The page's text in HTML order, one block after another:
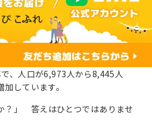
、人口が6,973人から8,445人
しています。
？」 答えはひとつではありませ